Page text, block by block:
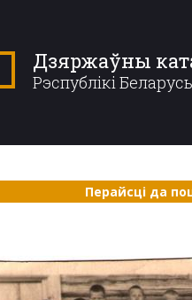
Дзяржаўны
Рэспублікі Беларусь
Перайсці да